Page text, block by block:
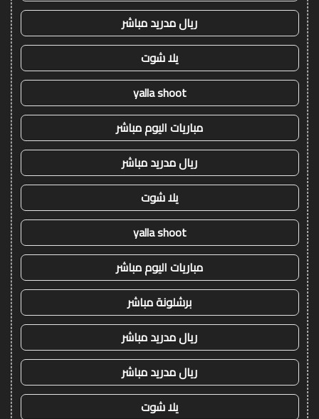
ريال مدريد مباشر
يلا شوت
yalla shoot
مباريات اليوم مباشر
ريال مدريد مباشر
يلا شوت
yalla shoot
مباريات اليوم مباشر
برشلونة مباشر
ريال مدريد مباشر
ريال مدريد مباشر
يلا شوت